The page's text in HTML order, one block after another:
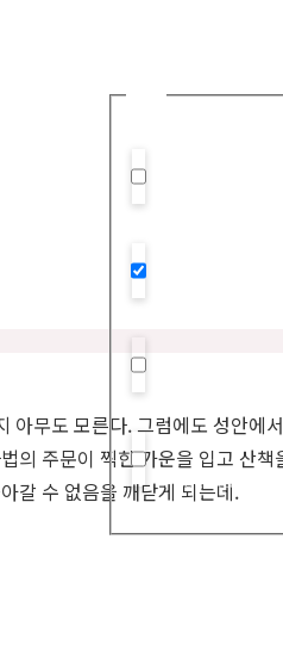
Hidden label
아무도 모른다. 그럼에도 성안
의 주문이 찍힌 가운을 입고 산
갈 수 없음을 깨닫게 되는데.